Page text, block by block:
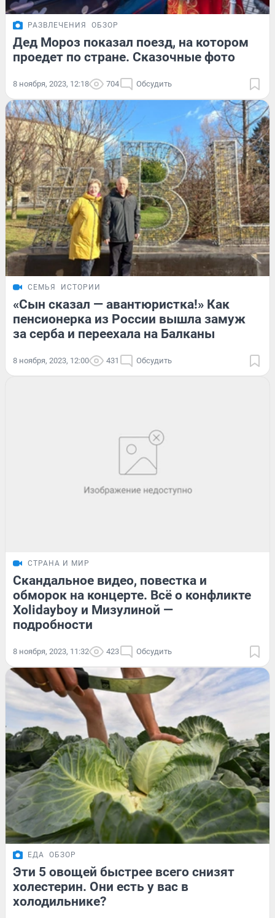
РАЗВЛЕЧЕНИЯ ОБЗОР
Дед Мороз показал поезд, на котором
проедет по стране. Сказочные фото
8 ноября, 2023, 12:18 704 Обсудить
СЕМЬЯ ИСТОРИИ
«Сын сказал — авантюристка!» Как
пенсионерка из России вышла замуж
за серба и переехала на Балканы
8 ноября, 2023, 12:00 431 Обсудить
СТРАНА И МИР
Скандальное видео, повестка и
обморок на концерте. Всё о конфликте
Xolidayboy и Мизулиной —
подробности
8 ноября, 2023, 11:32 423 Обсудить
ЕДА ОБЗОР
Эти 5 овощей быстрее всего снизят
холестерин. Они есть у вас в
холодильнике?